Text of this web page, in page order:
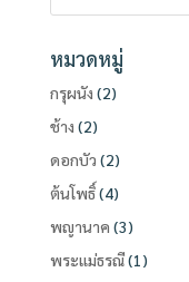
หมวดหมู่
กรุผนัง (2)
ช้าง (2)
ดอกบัว (2)
ต้นโพธิ์(4)
พญานาค (3)
พระแม่ธรณี(1)